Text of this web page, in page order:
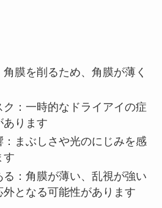
膜を削るため、角膜が薄く
ク：一時的なドライアイの症
あります
まぶしさや光のにじみを感
す
：角膜が薄い、乱視が強い
となる可能性があります